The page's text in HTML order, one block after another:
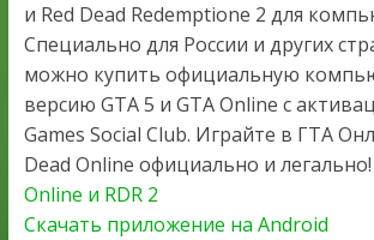
и Red Dead Redemptione 2 для
Специально для России и других
можно купить официальную
версию GTA 5 и GTA Online с
Games Social Club. Играйте в ГТА
Dead Online официально и легально!
Online и RDR 2
Скачать приложение на Android